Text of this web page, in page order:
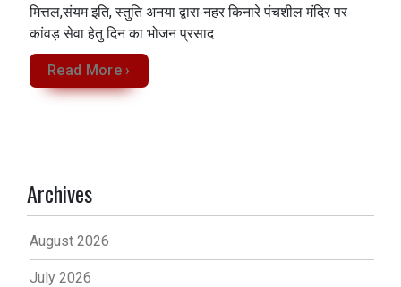
मित्तल,संयम इति, स्तुति अनया द्वारा नहर किनारे पंचशील मंदिर पर
कांवड़ सेवा‌ हेतु दिन का भोजन प्रसाद
Read More ›
Archives
August 2026
July 2026